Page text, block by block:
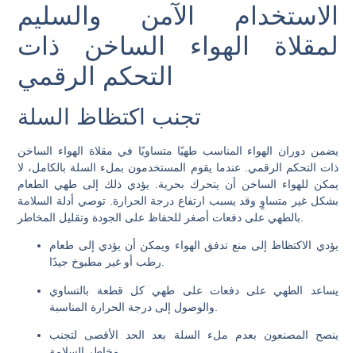
الاستخدام الآمن والسليم
لمقلاة الهواء الساخن ذات
التحكم الرقمي
تجنب اكتظاظ السلة
يضمن دوران الهواء المناسب طهيًا متساويًا في مقلاة الهواء الساخن
ذات التحكم الرقمي. عندما يقوم المستخدمون بملء السلة بالكامل، لا
يمكن للهواء الساخن أن يتحرك بحرية. يؤدي ذلك إلى طهي الطعام
بشكل غير متساوٍ وقد يسبب ارتفاع درجة الحرارة. توصي أدلة السلامة
يؤدي الاكتظاظ إلى منع تدفق الهواء ويمكن أن يؤدي إلى طعام
رطب أو غير مطبوخ جيدًا.
يساعد الطهي على دفعات على طهي كل قطعة بالتساوي
ينصح المصنعون بعدم ملء السلة بعد الحد الأقصى لتجنب